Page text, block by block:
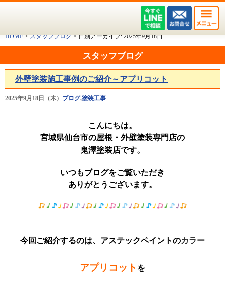
HOME > スタッフブログ > 日別アーカイブ:2025年9月18日
スタッフブログ
外壁塗装施工事例のご紹介～アプリコット
2025年9月18日（木） ブログ,塗装工事
こんにちは。
宮城県仙台市の屋根・外壁塗装専門店の
鬼澤塗装店です。
いつもブログをご覧いただき
ありがとうございます。
今回ご紹介するのは、アステックペイントのカラー
アプリコット を